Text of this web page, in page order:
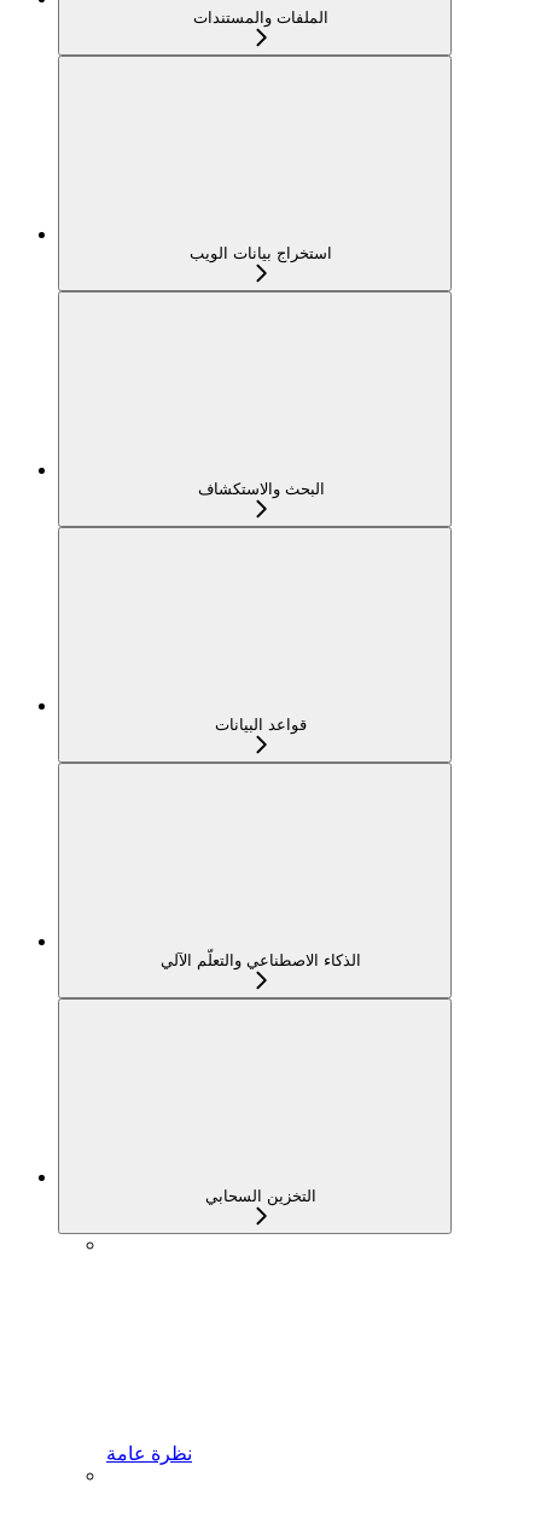
الملفات والمستندات
استخراج بيانات الويب
البحث والاستكشاف
قواعد البيانات
الذكاء الاصطناعي والتعلّم الآلي
التخزين السحابي
نظرة عامة